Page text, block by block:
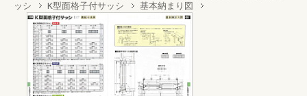
ッシ
K型面格子付サッシ 基本納まり図